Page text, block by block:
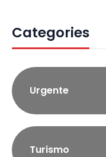
Categories
Urgente
Turismo